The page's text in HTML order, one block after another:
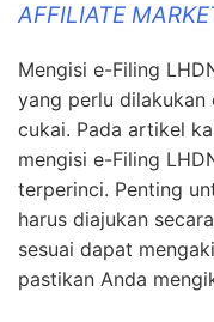
AFFILIATE
Mengisi e-Filing
yang perlu
cukai. Pada artikel
mengisi e-Filing
terperinci. Penting
harus diajukan
sesuai dapat
pastikan Anda